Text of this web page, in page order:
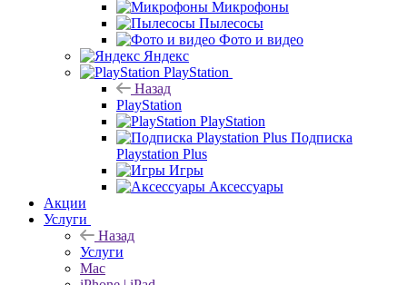
Микрофоны
Пылесосы
Фото и видео
Яндекс
PlayStation
Назад
PlayStation
PlayStation
Подписка
Playstation Plus
Игры
Аксессуары
Акции
Услуги
Назад
Услуги
Mac